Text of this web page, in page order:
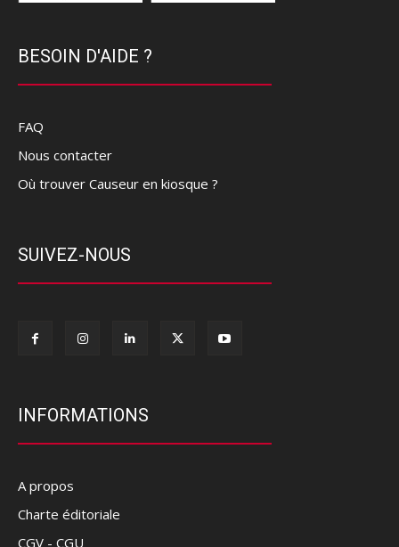
BESOIN D'AIDE ?
FAQ
Nous contacter
Où trouver Causeur en kiosque ?
SUIVEZ-NOUS
INFORMATIONS
A propos
Charte éditoriale
CGV - CGU